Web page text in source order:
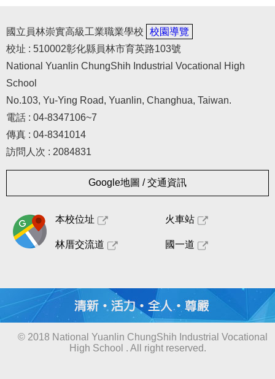
國立員林崇實高級工業職業學校
校園導覽
校址 : 510002彰化縣員林市育英路103號
National Yuanlin ChungShih Industrial Vocational High
School
No.103, Yu-Ying Road, Yuanlin, Changhua, Taiwan.
電話 : 04-8347106~7
傳真 : 04-8341014
訪問人次 : 2084831
Google地圖 / 交通資訊
本校位址 火車站
林厝交流道 國一道
© 2018 National Yuanlin ChungShih Industrial Vocational
High School . All right reserved.